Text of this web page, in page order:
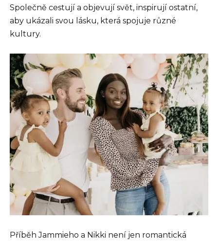
Společně cestují a objevují svět, inspirují ostatní,
aby ukázali svou lásku, která spojuje různé
kultury.
Příběh Jammieho a Nikki není jen romantická